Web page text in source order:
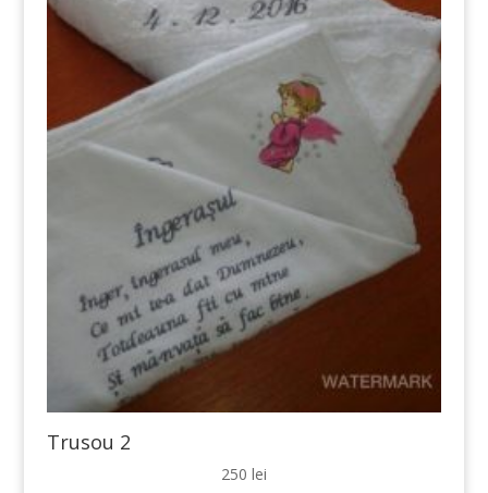
Trusou 2
250 lei